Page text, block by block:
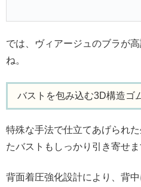
では、ヴィアージュのブラが
ね。
バストを包み込む3D構造ゴ
特殊な手法で仕立てあげられ
たバストもしっかり引き寄せま
背面着圧強化設計により、背